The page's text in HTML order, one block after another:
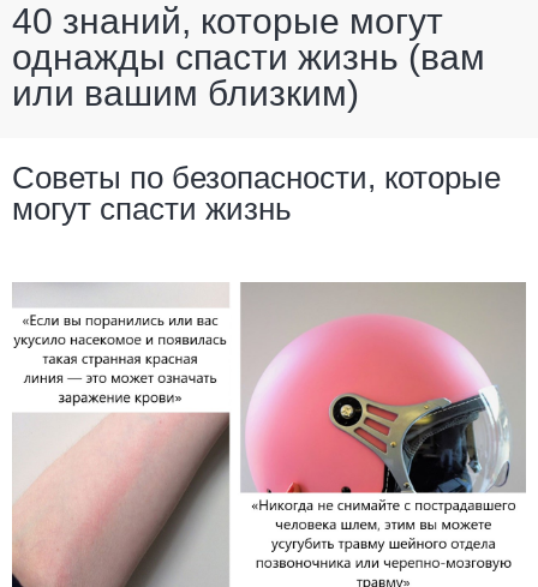
40 знаний, которые могут
однажды спасти жизнь (вам
или вашим близким)
Советы по безопасности, которые
могут спасти жизнь